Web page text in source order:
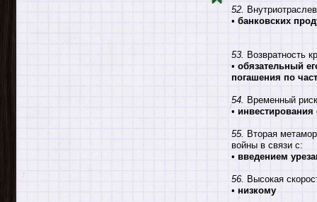
52.
• банковских
53. Возвратность
• обязательный
погашения по
54. Временный
•
55. Вторая
войны в связи с:
• введением
56. Высокая
• низкому